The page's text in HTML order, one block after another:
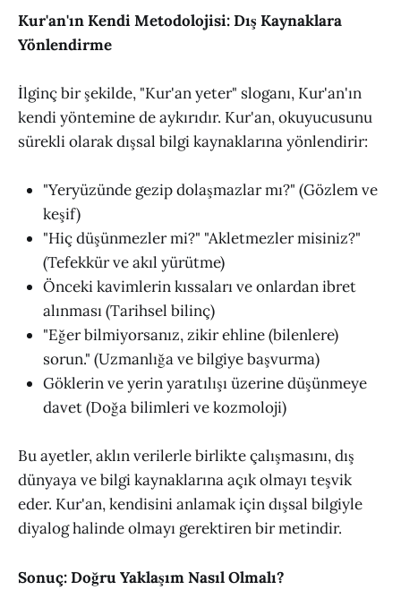
Kur'an'ın Kendi Metodolojisi: Dış Kaynaklara
Yönlendirme
İlginç bir şekilde, "Kur'an yeter" sloganı, Kur'an'ın
kendi yöntemine de aykırıdır. Kur'an, okuyucusunu
sürekli olarak dışsal bilgi kaynaklarına yönlendirir:
"Yeryüzünde gezip dolaşmazlar mı?" (Gözlem ve
keşif)
"Hiç düşünmezler mi?" "Akletmezler misiniz?"
(Tefekkür ve akıl yürütme)
Önceki kavimlerin kıssaları ve onlardan ibret
alınması (Tarihsel bilinç)
"Eğer bilmiyorsanız, zikir ehline (bilenlere)
sorun." (Uzmanlığa ve bilgiye başvurma)
Göklerin ve yerin yaratılışı üzerine düşünmeye
davet (Doğa bilimleri ve kozmoloji)
Bu ayetler, aklın verilerle birlikte çalışmasını, dış
dünyaya ve bilgi kaynaklarına açık olmayı teşvik
eder. Kur'an, kendisini anlamak için dışsal bilgiyle
diyalog halinde olmayı gerektiren bir metindir.
Sonuç: Doğru Yaklaşım Nasıl Olmalı?